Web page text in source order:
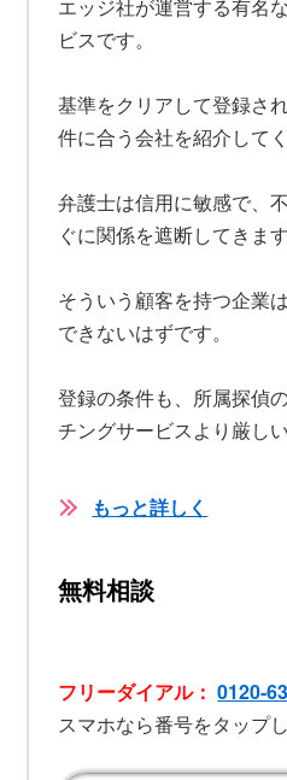
エッジ社が運営する有名
ビスです。
基準をクリアして登録さ
件に合う会社を紹介して
弁護士は信用に敏感で、
ぐに関係を遮断してきます
そういう顧客を持つ企業
できないはずです。
登録の条件も、所属探偵
チングサービスより厳しい
もっと詳しく
無料相談
フリーダイアル：0120-
スマホなら番号をタップ